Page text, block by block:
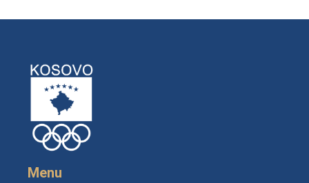
Menu